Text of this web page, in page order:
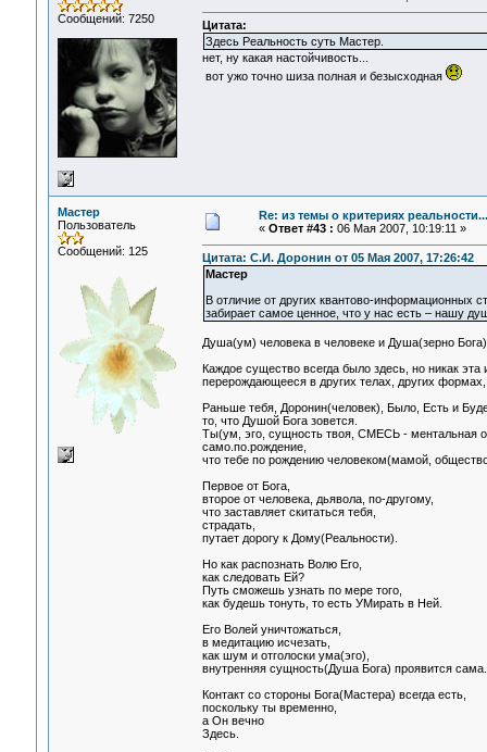
Сообщений: 7250
Цитата:
Здесь Реальность суть Мастер.
нет, ну какая настойчивость...
вот ужо точно шиза полная и безысходная
Мастер
Пользователь
Сообщений: 125
Re: из темы о критериях реальности...
« Ответ #43 : 06 Мая 2007, 10:19:11 »
Цитата: С.И. Доронин от 05 Мая 2007, 17:26:42
Мастер
В отличие от других квантово-информационных
забирает самое ценное, что у нас есть – нашу
Душа(ум) человека в человеке и Душа(зерно
Каждое существо всегда было здесь, но никак
перерождающееся в других телах, других
Раньше тебя, Доронин(человек), Было, Есть и
то, что Душой Бога зовется.
Ты(ум, эго, сущность твоя, СМЕСЬ - ментальная
само.по.рождение,
что тебе по рождению человеком(мамой,
Первое от Бога,
второе от человека, дьявола, по-другому,
что заставляет скитаться тебя,
страдать,
путает дорогу к Дому(Реальности).
Но как распознать Волю Его,
как следовать Ей?
Путь сможешь узнать по мере того,
как будешь тонуть, то есть УМирать в Ней.
Его Волей уничтожаться,
в медитацию исчезать,
как шум и отголоски ума(эго),
внутренняя сущность(Душа Бога) проявится сама.
Контакт со стороны Бога(Мастера) всегда есть,
поскольку ты временно,
а Он вечно
Здесь.